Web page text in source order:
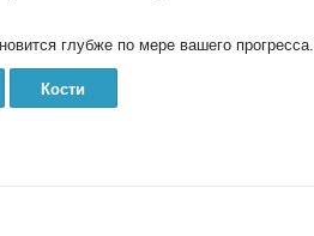
глубже по мере вашего прогресса.
Кости